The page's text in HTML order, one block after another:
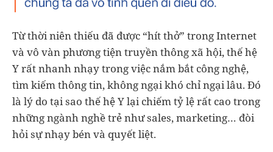
Từ thời niên thiếu đã được “hít thở” trong Internet
và vô vàn phương tiện truyền thông xã hội, thế hệ
Y rất nhanh nhạy trong việc nắm bắt công nghệ,
tìm kiếm thông tin, không ngại khó chỉ ngại lâu. Đó
là lý do tại sao thế hệ Y lại chiếm tỷ lệ rất cao trong
những ngành nghề trẻ như sales, marketing… đòi
hỏi sự nhạy bén và quyết liệt.